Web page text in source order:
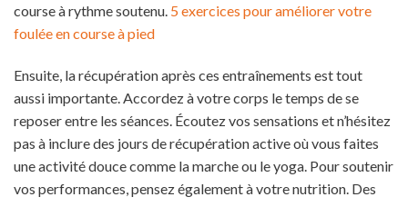
course à rythme soutenu. 5 exercices pour améliorer votre
foulée en course à pied
Ensuite, la récupération après ces entraînements est tout
aussi importante. Accordez à votre corps le temps de se
reposer entre les séances. Écoutez vos sensations et n’hésitez
pas à inclure des jours de récupération active où vous faites
une activité douce comme la marche ou le yoga. Pour soutenir
vos performances, pensez également à votre nutrition. Des